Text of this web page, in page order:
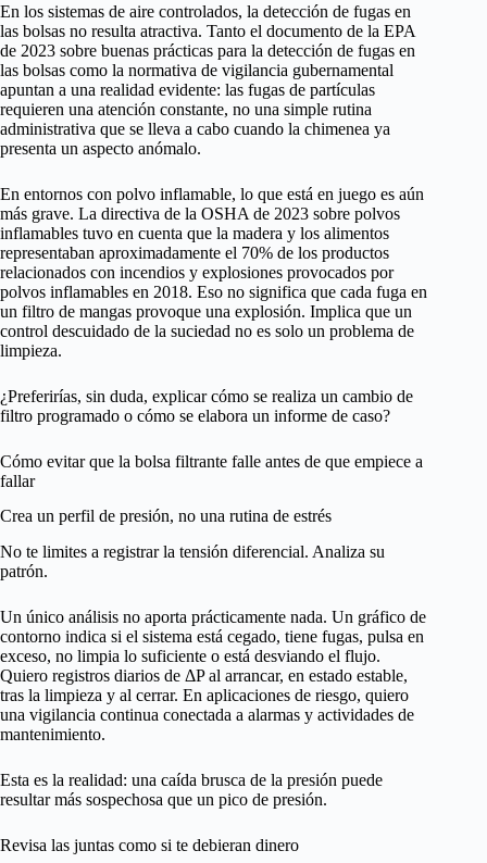
En los sistemas de aire controlados, la detección de fugas en
las bolsas no resulta atractiva. Tanto el documento de la EPA
de 2023 sobre buenas prácticas para la detección de fugas en
las bolsas como la normativa de vigilancia gubernamental
apuntan a una realidad evidente: las fugas de partículas
requieren una atención constante, no una simple rutina
administrativa que se lleva a cabo cuando la chimenea ya
presenta un aspecto anómalo.
En entornos con polvo inflamable, lo que está en juego es aún
más grave. La directiva de la OSHA de 2023 sobre polvos
inflamables tuvo en cuenta que la madera y los alimentos
representaban aproximadamente el 70% de los productos
relacionados con incendios y explosiones provocados por
polvos inflamables en 2018. Eso no significa que cada fuga en
un filtro de mangas provoque una explosión. Implica que un
control descuidado de la suciedad no es solo un problema de
limpieza.
¿Preferirías, sin duda, explicar cómo se realiza un cambio de
filtro programado o cómo se elabora un informe de caso?
Cómo evitar que la bolsa filtrante falle antes de que empiece a
fallar
Crea un perfil de presión, no una rutina de estrés
No te limites a registrar la tensión diferencial. Analiza su
patrón.
Un único análisis no aporta prácticamente nada. Un gráfico de
contorno indica si el sistema está cegado, tiene fugas, pulsa en
exceso, no limpia lo suficiente o está desviando el flujo.
Quiero registros diarios de ΔP al arrancar, en estado estable,
tras la limpieza y al cerrar. En aplicaciones de riesgo, quiero
una vigilancia continua conectada a alarmas y actividades de
mantenimiento.
Esta es la realidad: una caída brusca de la presión puede
resultar más sospechosa que un pico de presión.
Revisa las juntas como si te debieran dinero